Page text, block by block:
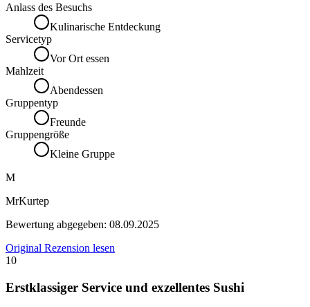
Anlass des Besuchs
Kulinarische Entdeckung
Servicetyp
Vor Ort essen
Mahlzeit
Abendessen
Gruppentyp
Freunde
Gruppengröße
Kleine Gruppe
M
MrKurtep
Bewertung abgegeben: 08.09.2025
Original Rezension lesen
10
Erstklassiger Service und exzellentes Sushi